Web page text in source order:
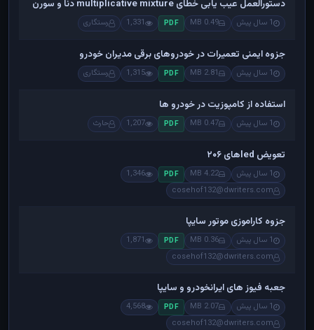
دستورالعمل عیب یابی خطای multiplicative mixture دنا و سورن
1 سال پیش 0.49 MB
PDF
1,331 رستگاری
جزوه ایمنی تعمیرات در خودروهای برقی مدیران خودرو
1 سال پیش 2.81 MB
PDF
1,315 رستگاری
استفاده از کامپوزیت در خودرو ها
1 سال پیش 0.47 MB
PDF
1,207 حارث
تعویض ledهای ۲۰۶
1 سال پیش 4.22 MB
PDF
1,346
cosehof132@dwriters.com
جزوه کاراموزی موتور سایپا
1 سال پیش 0.36 MB
PDF
1,871
cosehof132@dwriters.com
جعبه فیوز های ایرانخودرو و سایپا
1 سال پیش 2.07 MB
PDF
4,568
cosehof132@dwriters.com